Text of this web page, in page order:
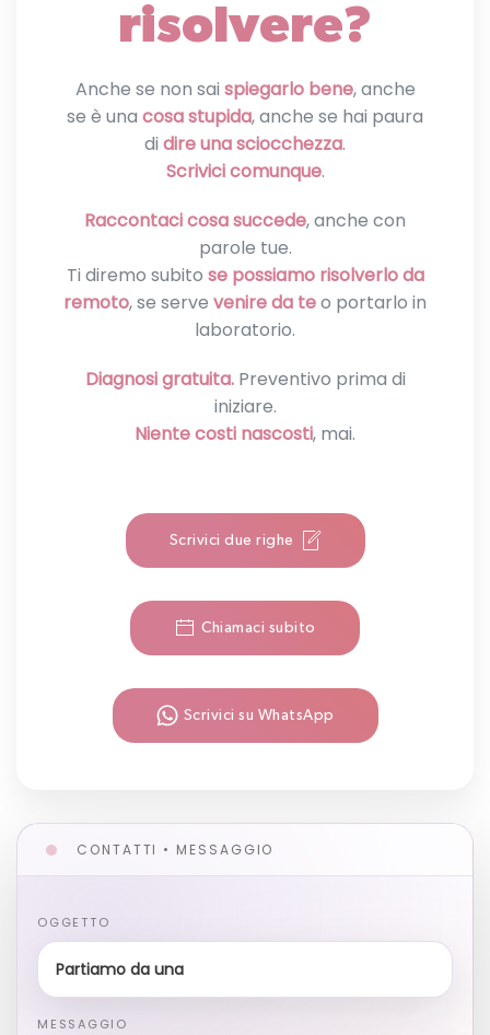
CONTATTI • MESSAGGIO
OGGETTO
Partiamo da una domanda
MESSAGGIO
risolvere?
Anche se non sai spiegarlo bene, anche
se è una cosa stupida, anche se hai paura
di dire una sciocchezza.
Scrivici comunque.
Raccontaci cosa succede, anche con
parole tue.
Ti diremo subito se possiamo risolverlo da
remoto, se serve venire da teo portarlo in
laboratorio.
Diagnosi gratuita.Preventivo prima di
iniziare.
Niente costi nascosti, mai.
Scrivici due righe
Chiamaci subito
Scrivici su WhatsApp